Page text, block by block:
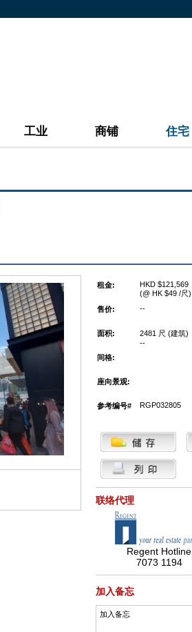
工业 商铺 住宅
租金:
HKD $121,569
(@ HK $49 /尺)
售价:
--
面积:
2481 尺 (建筑)
--
间格:
座向景观:
参考编号# RGP032805
联络代理
Regent Hotline
7073 1194
加入备忘
加入备忘